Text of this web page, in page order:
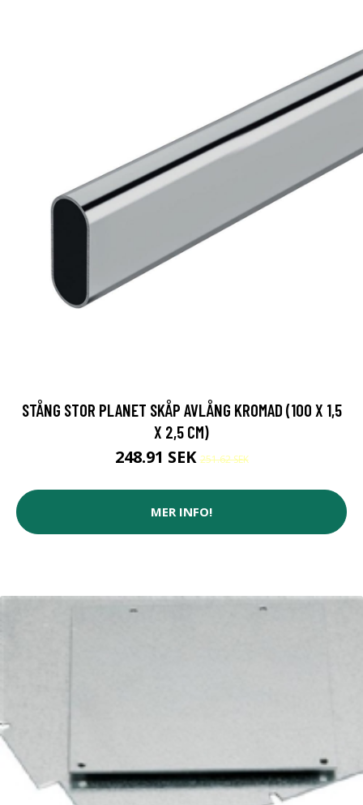
STÅNG STOR PLANET SKÅP AVLÅNG KROMAD (100 X 1,5
X 2,5 CM)
248.91 SEK251.62 SEK
MER INFO!